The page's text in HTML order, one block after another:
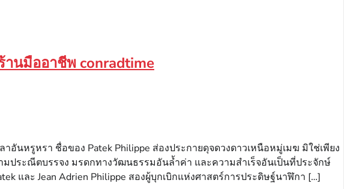
านมืออาชีพ conradtime
อันหรูหรา ชื่อของ Patek Philippe ส่องประกายดุจดวงดาวเหนือหมู่เมฆ มิใช่เพียง
ประณีตบรรจง มรดกทางวัฒนธรรมอันล้ำค่า และความสำเร็จอันเป็นที่ประจักษ์
และ Jean Adrien Philippe สองผู้บุกเบิกแห่งศาสตร์การประดิษฐ์นาฬิกา […]